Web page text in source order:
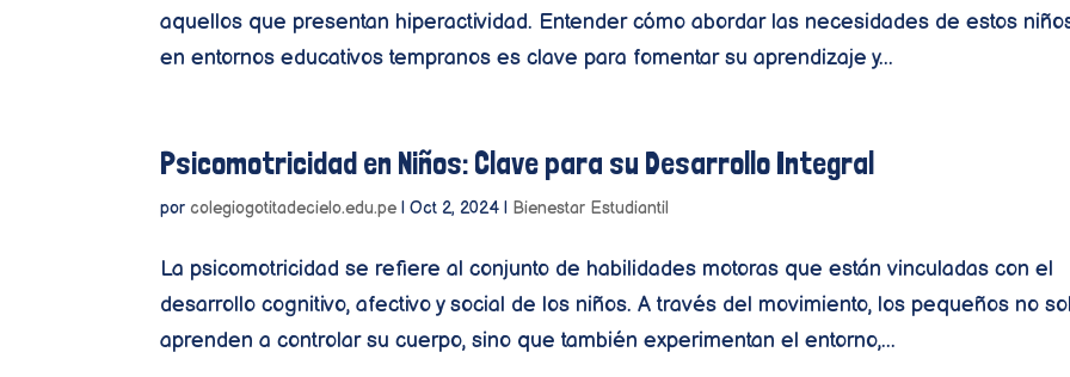
aquellos que presentan hiperactividad. Entender cómo abordar las necesidades de estos
en entornos educativos tempranos es clave para fomentar su aprendizaje y...
Psicomotricidad en Niños: Clave para su Desarrollo Integral
por colegiogotitadecielo.edu.pe |Oct 2, 2024 | Bienestar Estudiantil
La psicomotricidad se refiere al conjunto de habilidades motoras que están vinculadas con el
desarrollo cognitivo, afectivo y social de los niños. A través del movimiento, los pequeños no
aprenden a controlar su cuerpo, sino que también experimentan el entorno,...